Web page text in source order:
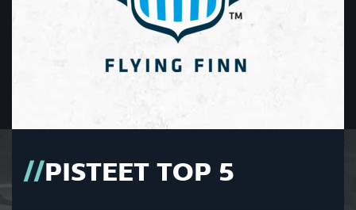
PISTEET TOP 5